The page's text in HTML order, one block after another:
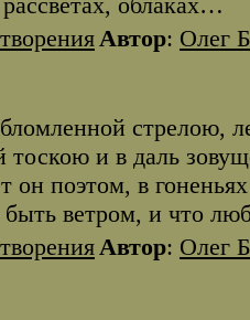
Автор: Олег
стрелою,
тоскою и в даль
он поэтом, в
быть ветром, и что
Автор: Олег